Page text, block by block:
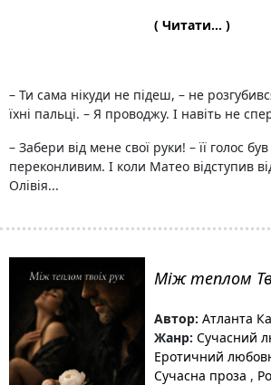
( Читати... )
– Ти сама нікуди не підеш, – не
їхні пальці. – Я проводжу. І навіть не
– Забери від мене свої руки! – її голос
переконливим. І коли Матео відступив
Олівія...
Між теплом
Автор: Атланта
Жанр: Сучасний
Еротичний
Сучасна проза ,